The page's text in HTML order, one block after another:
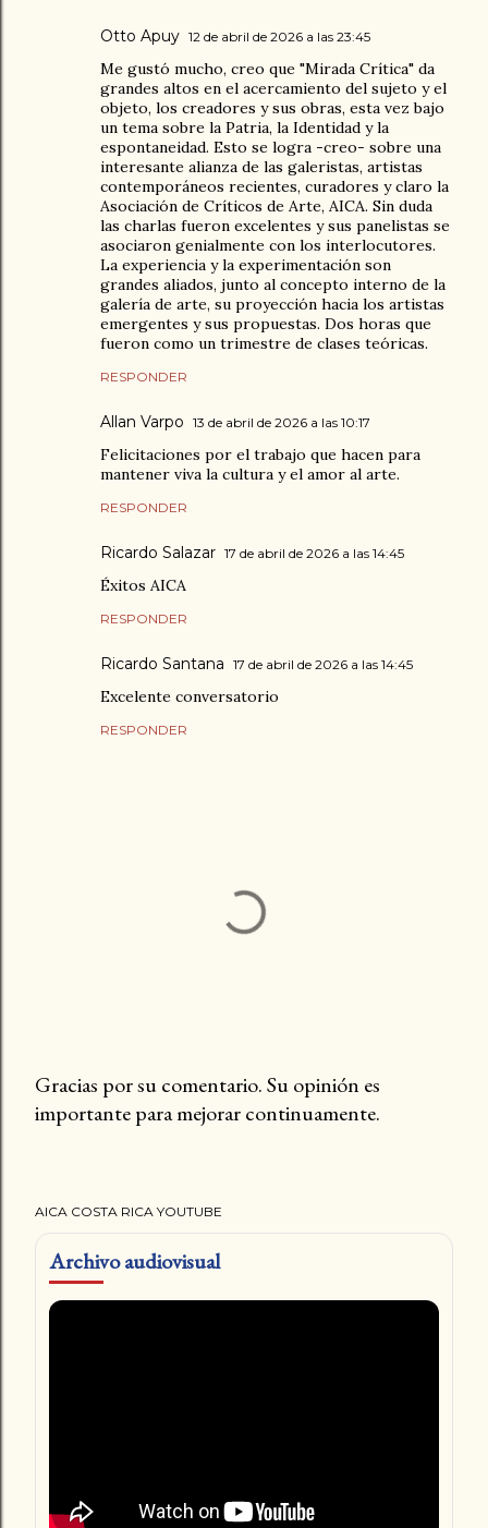
Otto Apuy 12 de abril de 2026 a las 23:45
Me gustó mucho, creo que "Mirada Crítica" da
grandes altos en el acercamiento del sujeto y el
objeto, los creadores y sus obras, esta vez bajo
un tema sobre la Patria, la Identidad y la
espontaneidad. Esto se logra -creo- sobre una
interesante alianza de las galeristas, artistas
contemporáneos recientes, curadores y claro la
Asociación de Críticos de Arte, AICA. Sin duda
las charlas fueron excelentes y sus panelistas se
asociaron genialmente con los interlocutores.
La experiencia y la experimentación son
grandes aliados, junto al concepto interno de la
galería de arte, su proyección hacia los artistas
emergentes y sus propuestas. Dos horas que
fueron como un trimestre de clases teóricas.
RESPONDER
Allan Varpo 13 de abril de 2026 a las 10:17
Felicitaciones por el trabajo que hacen para
mantener viva la cultura y el amor al arte.
RESPONDER
Ricardo Salazar 17 de abril de 2026 a las 14:45
Éxitos AICA
RESPONDER
Ricardo Santana 17 de abril de 2026 a las 14:45
Excelente conversatorio
RESPONDER
P
Gracias por su comentario. Su opinión es
importante para mejorar continuamente.
AICA COSTA RICA YOUTUBE
Archivo audiovisual